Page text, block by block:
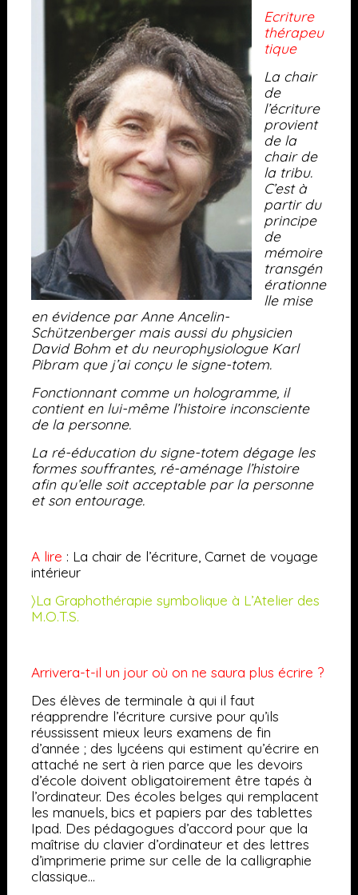
Ecriture
thérapeu
tique
La chair
de
l’écriture
provient
de la
chair de
la tribu.
C’est à
partir du
principe
de
mémoire
transgén
érationne
lle mise
en évidence par Anne Ancelin-
Schützenberger mais aussi du physicien
David Bohm et du neurophysiologue Karl
Pibram que j’ai conçu le signe-totem.
Fonctionnant comme un hologramme, il
contient en lui-même l’histoire inconsciente
de la personne.
La ré-éducation du signe-totem dégage les
formes souffrantes, ré-aménage l’histoire
afin qu’elle soit acceptable par la personne
et son entourage.
A lire : La chair de l’écriture, Carnet de voyage
intérieur
〉La Graphothérapie symbolique à L’Atelier des
M.O.T.S.
Arrivera-t-il un jour où on ne saura plus écrire ?
Des élèves de terminale à qui il faut
réapprendre l’écriture cursive pour qu’ils
réussissent mieux leurs examens de fin
d’année ; des lycéens qui estiment qu’écrire en
attaché ne sert à rien parce que les devoirs
d’école doivent obligatoirement être tapés à
l’ordinateur. Des écoles belges qui remplacent
les manuels, bics et papiers par des tablettes
Ipad. Des pédagogues d’accord pour que la
maîtrise du clavier d’ordinateur et des lettres
d’imprimerie prime sur celle de la calligraphie
classique…